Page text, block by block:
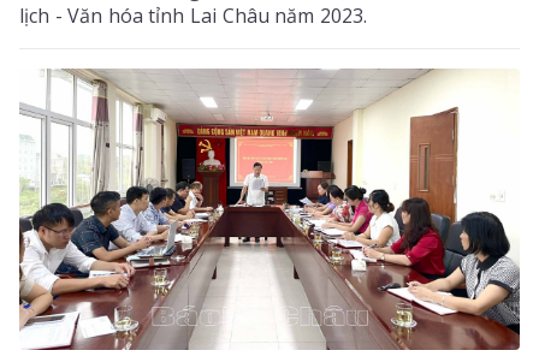
lịch - Văn hóa tỉnh Lai Châu năm 2023.